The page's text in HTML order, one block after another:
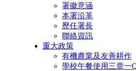
署徽意涵
本署沿革
歷任署長
聯絡資訊
重大政策
有機農業及友善耕作
學校午餐使用三章一